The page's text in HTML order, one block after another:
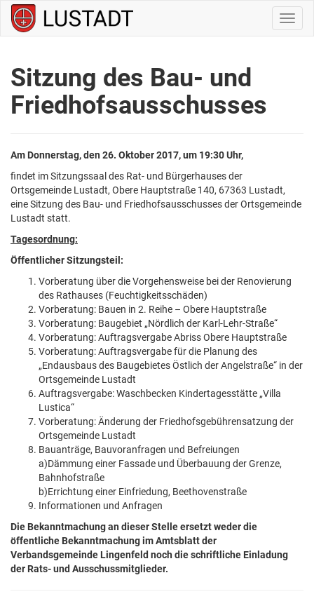
ein-/
Sitzung des Bau- und
Friedhofsausschusses
Am Donnerstag, den 26. Oktober 2017,um 19:30 Uhr,
findet im Sitzungssaal des Rat- und Bürgerhauses der
Ortsgemeinde Lustadt, Obere Hauptstraße 140, 67363 Lustadt,
eine Sitzung des Bau- und Friedhofsausschusses der Ortsgemeinde
Lustadt statt.
Tagesordnung:
Öffentlicher Sitzungsteil:
Vorberatung über die Vorgehensweise bei der Renovierung
des Rathauses (Feuchtigkeitsschäden)
Vorberatung: Bauen in 2. Reihe – Obere Hauptstraße
Vorberatung: Baugebiet „Nördlich der Karl-Lehr-Straße“
Vorberatung: Auftragsvergabe Abriss Obere Hauptstraße
Vorberatung: Auftragsvergabe für die Planung des
„Endausbaus des Baugebietes Östlich der Angelstraße“ in der
Ortsgemeinde Lustadt
Auftragsvergabe: Waschbecken Kindertagesstätte „Villa
Lustica“
Vorberatung: Änderung der Friedhofsgebührensatzung der
Ortsgemeinde Lustadt
Bauanträge, Bauvoranfragen und Befreiungen
a)Dämmung einer Fassade und Überbauung der Grenze,
Bahnhofstraße
b)Errichtung einer Einfriedung, Beethovenstraße
Informationen und Anfragen
Die Bekanntmachung an dieser Stelle ersetzt weder die
öffentliche Bekanntmachung im Amtsblatt der
Verbandsgemeinde Lingenfeld noch die schriftliche Einladung
der Rats- und Ausschussmitglieder.